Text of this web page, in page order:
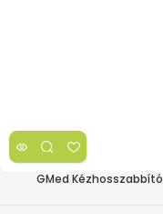
GMed Kézhosszabbító